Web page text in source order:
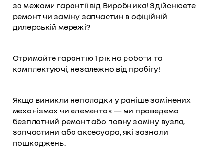
за межами гарантії від Виробника! Здійснюєте
ремонт чи заміну запчастин в офіційній
дилерській мережі?
Отримайте гарантію 1 рік на роботи та
комплектуючі, незалежно від пробігу!
Якщо виникли неполадки у раніше замінених
механізмах чи елементах — ми проведемо
безплатний ремонт або повну заміну вузла,
запчастини або аксесуара, які зазнали
пошкоджень.